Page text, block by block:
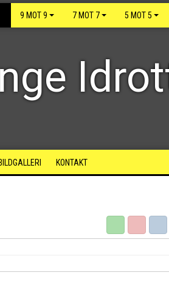
9 MOT 9 7 MOT 7 5 MOT 5
BILDGALLERI KONTAKT